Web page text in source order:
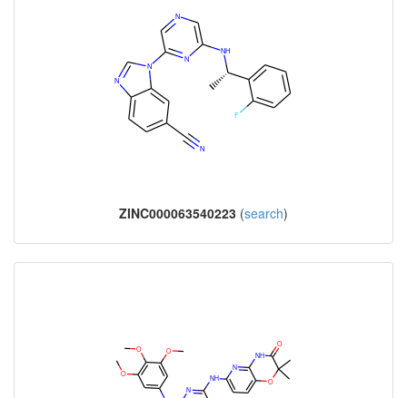
ZINC000063540223 (search)